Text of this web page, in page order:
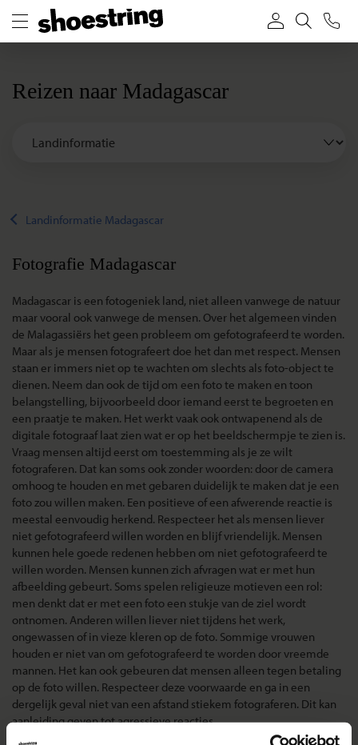
Reizen naar Madagascar
Landinformatie Madagascar
Fotografie Madagascar
Madagascar is een fotogeniek land, niet alleen vanwege de natuur
maar vooral ook vanwege de mensen. Over het algemeen vinden
de Malagassiërs het geen probleem om gefotografeerd te worden.
Maar als je mensen fotografeert doe het dan met respect. Mensen
staan er immers niet op te wachten om slechts als foto-object te
dienen. Neem dan ook de tijd om een foto te maken en toon
belangstelling, bijvoorbeeld door iemand eerst te begroeten en
een praatje te maken. Het werkt vaak ook ontwapenend als de
digitale fotograaf laat zien wat er op het beeldschermpje te zien is.
Vraag mensen altijd eerst om toestemming als je ze wilt
fotograferen. Dat kan soms ook zonder woorden: door de camera
omhoog te houden en met gebaren duidelijk te maken dat je een
foto zou willen maken. Een positieve of een afwerende reactie is
meestal eenvoudig herkend. Respecteer het als mensen liever
niet gefotografeerd willen worden en blijf vriendelijk. Mensen
kunnen hele goede redenen hebben om niet gefotografeerd te
willen worden. Mensen kunnen zich afvragen wat er met hun
afbeelding gebeurt. Soms spelen religieuze motieven een rol:
men denkt dat er met een foto een stukje van de ziel wordt
ontnomen. Anderen willen liever niet tijdens het werk,
ongewassen of in vieze kleren op de foto. Sommige vrouwen
houden er niet van om gefotografeerd te worden door vreemde
mannen. Het kan ook gebeuren dat mensen alleen tegen betaling
op de foto willen. Respecteer deze voorwaarde en ga in een
dergelijk geval niet van een afstand stiekem fotograferen. Dit kan
aanleiding geven tot agressieve reacties.